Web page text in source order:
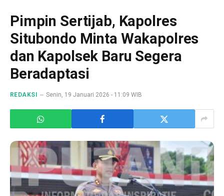
Pimpin Sertijab, Kapolres
Situbondo Minta Wakapolres
dan Kapolsek Baru Segera
Beradaptasi
REDAKSI Senin, 19 Januari 2026 - 11:09 WIB